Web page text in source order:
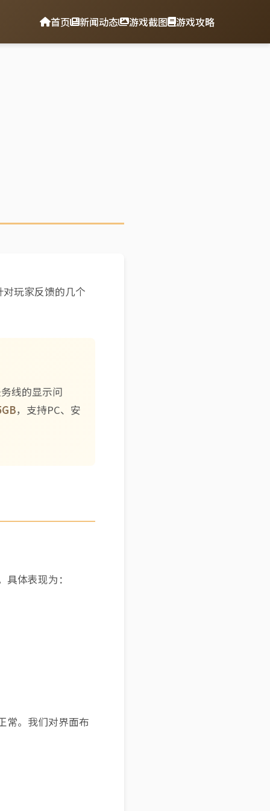
首页 新闻动态 游戏截图 游戏攻略
玩家反馈的几个
线的显示问
，支持PC、安
体表现为：
常。我们对界面布